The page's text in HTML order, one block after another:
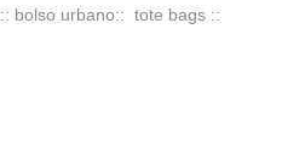
:: bolso urbano:: tote bags ::